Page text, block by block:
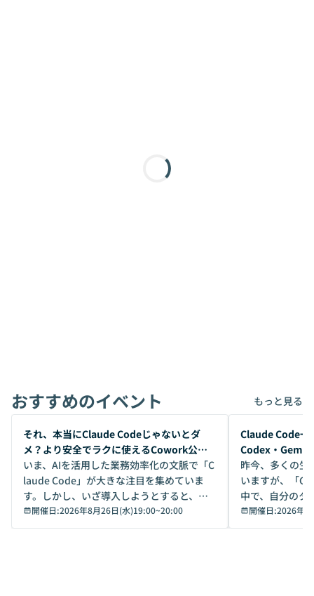
おすすめのイベント もっと見る
開催前
それ、本当にClaude Codeじゃないとダ
メ？より安全でラクに使えるCowork公開
デモ
いま、AIを活用した業務効率化の文脈で「C
laude Code」が大きな注目を集めていま
す。しかし、いざ導入しようとすると、セ
キュリティ面の懸念や権限管理のハードル
から、気軽に使えないケースも多いのでは
開催日:2026年8月26日(水)19:00~20:00
開催前
Claude Code一
Codex・
昨今、多くの生
いますが、「
中で、自分のタ
いいのか」を自
か？ 「なんとなく誰かが良いと言っていた
開催日:2026年8